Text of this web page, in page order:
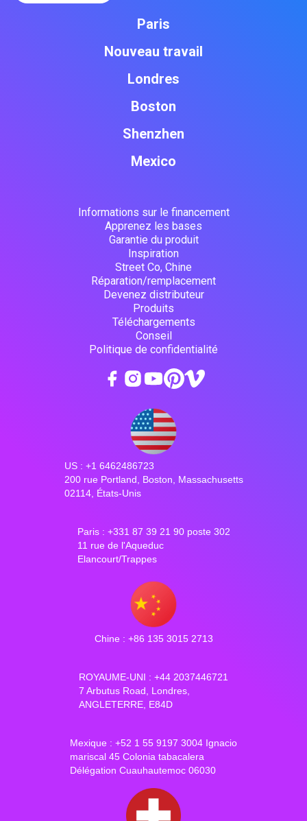
Paris
Nouveau travail
Londres
Boston
Shenzhen
Mexico
Informations sur le financement
Apprenez les bases
Garantie du produit
Inspiration
Street Co, Chine
Réparation/remplacement
Devenez distributeur
Produits
Téléchargements
Conseil
Politique de confidentialité
US : +1 6462486723
200 rue Portland, Boston, Massachusetts
02114, États-Unis
Paris : +331 87 39 21 90 poste 302
11 rue de l'Aqueduc
Elancourt/Trappes
Chine : +86 135 3015 2713
ROYAUME-UNI : +44 2037446721
7 Arbutus Road, Londres,
ANGLETERRE, E84D
Mexique : +52 1 55 9197 3004 Ignacio
mariscal 45 Colonia tabacalera
Délégation Cuauhautemoc 06030